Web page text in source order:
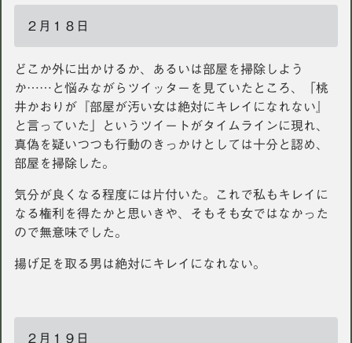
２月１８日
どこか外に出かけるか、あるいは部屋を掃除しよう
か……と悩みながらツイッターを見ていたところ、「桃
井かおりが『部屋が汚い女は絶対にキレイになれない』
と言っていた」というツイートがタイムラインに現れ、
真偽を疑いつつも行動のきっかけとしては十分と認め、
部屋を掃除した。
気分が良くなる程度には片付いた。これで私もキレイに
なる権利を得たかと思いきや、そもそも女ではなかった
ので無意味でした。
揚げ足を取る男は絶対にキレイになれない。
２月１９日